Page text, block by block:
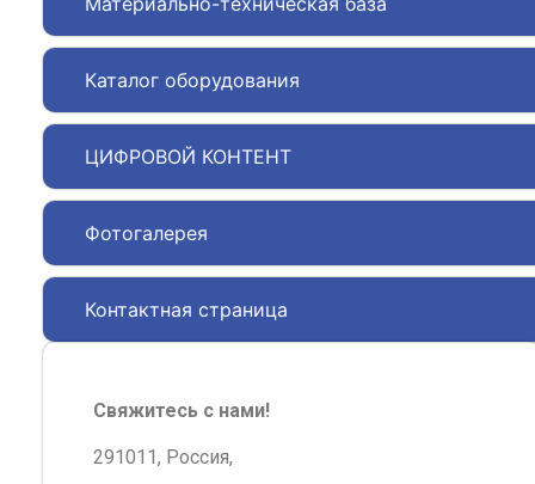
Каталог оборудования
ЦИФРОВОЙ КОНТЕНТ
Фотогалерея
Контактная страница
Свяжитесь с нами!
291011, Россия,